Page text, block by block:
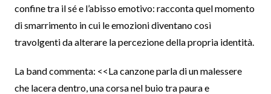
confine tra il sé e l’abisso emotivo: racconta quel momento
di smarrimento in cui le emozioni diventano così
travolgenti da alterare la percezione della propria identità.
La band commenta: <<La canzone parla di un malessere
che lacera dentro, una corsa nel buio tra paura e